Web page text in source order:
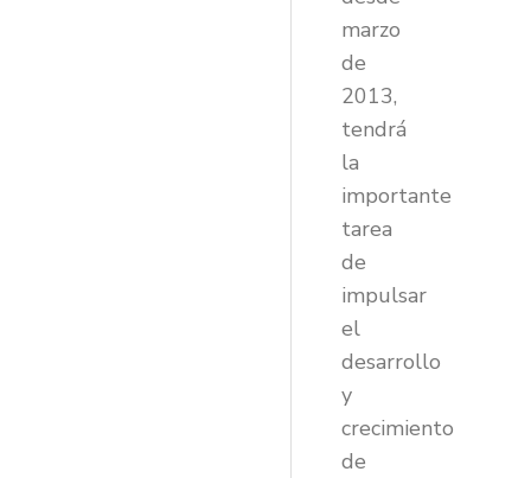
marzo
de
2013,
tendrá
la
importante
tarea
de
impulsar
el
desarrollo
y
crecimiento
de